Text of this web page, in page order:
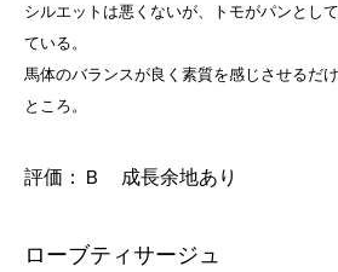
シルエットは悪くないが、トモがパンとし
ている。
馬体のバランスが良く素質を感じさせるだ
ところ。
評価：Ｂ 成長余地あり
ローブティサージュ